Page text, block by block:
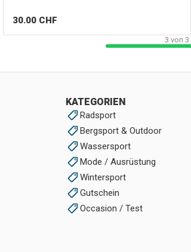
30.00 CHF
3 von 3
KATEGORIEN
Radsport
Bergsport & Outdoor
Wassersport
Mode / Ausrüstung
Wintersport
Gutschein
Occasion / Test